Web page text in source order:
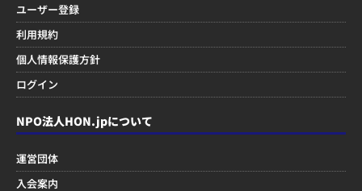
ユーザー登録
利用規約
個人情報保護方針
ログイン
NPO法人HON.jpについて
運営団体
入会案内